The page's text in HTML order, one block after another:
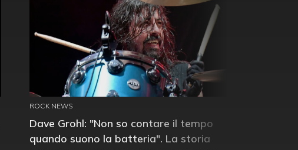
ROCK NEWS
Dave Grohl: "Non so contare il tempo
quando suono la batteria". La storia